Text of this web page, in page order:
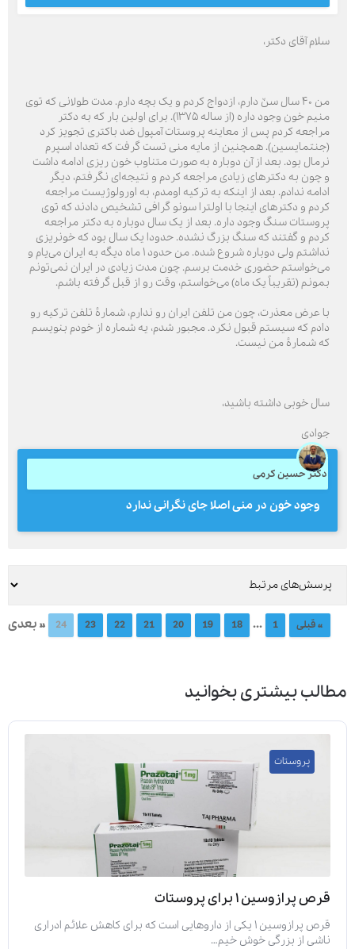
سلام آقای دکتر،
من ۴۰ سال سنّ دارم، ازدواج کردم و یک بچه دارم. مدت طولانی که توی
منیم خون وجود داره (از ساله ۱۳۷۵). برای اولین بار که به دکتر
مراجعه کردم پس از معاینه پروستات آمپول ضد باکتری تجویز کرد
(جنتمایسین). همچنین از مایه منی‌ تست گرفت که تعداد اسپرم
نرمال بود. بعد از آن دوباره به صورت متناوب خون ریزی ادامه داشت
و چون به دکتر‌های زیادی مراجعه کردم و نتیجه‌ای نگرفتم، دیگر
ادامه ندادم. بعد از اینکه به ترکیه اومدم، به اورولوژیست مراجعه
کردم و دکتر‌های اینجا با اولترا سونو گرافی‌ تشخیص دادند که توی
پروستات سنگ وجود داره. بعد از یک سال دوباره به دکتر مراجعه
کردم و گفتند که سنگ بزرگ نشده. حدودا یک سال بود که خونریزی
نداشتم ولی‌ دوباره شروع شده. من حدود ۱ ماه دیگه به ایران می‌‌یام و
می‌‌خواستم حضوری خدمت برسم. چون مدت زیادی در ایران نمی‌‌تونم
بمونم (تقریباً یک ماه) می‌‌خواستم، وقت رو از قبل گرفته باشم.
با عرض معذرت، چون من تلفن ایران رو ندارم، شمارهٔ تلفن ترکیه رو
دادم که سیستم قبول نکرد. مجبور شدم، یه شماره از خودم بنویسم
که شمارهٔ من نیست.
سال خوبی‌ داشته باشید،
جوادی
دکتر حسین کرمی
وجود خون در منی اصلا جای نگرانی ندارد
« قبلی 1
...
18
19
20
21
22
23
24 » بعدی
مطالب بیشتری بخوانید
پروستات
قرص پرازوسین ۱ برای پروستات
قرص پرازوسین ۱ یکی از داروهایی است که برای کاهش علائم ادراری
ناشی از بزرگی خوش خیم…